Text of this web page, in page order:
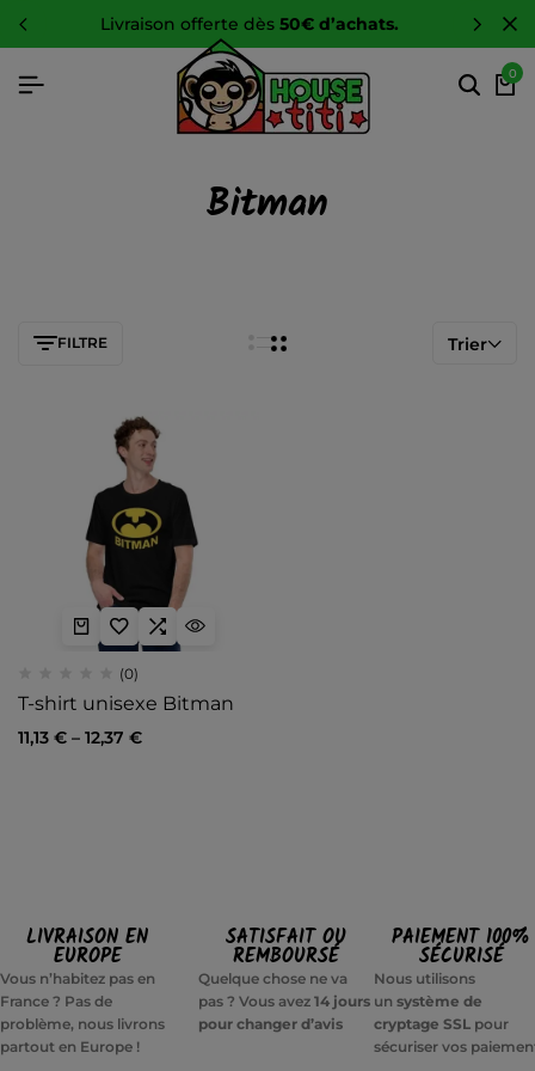
livraison offerte dès 50€ d’achats.
0
Bitman
FILTRE Trier
(0)
T-shirt unisexe Bitman
11,13 € – 12,37 €
LIVRAISON EN
EUROPE
Vous n’habitez pas en
France ? Pas de
problème, nous livrons
partout en Europe !
SATISFAIT OU
REMBOURSÉ
Quelque chose ne va
pas ? Vous avez14 jours
pour changer d’avis
PAIEMENT 100%
SÉCURISÉ
Nous utilisons
un système de
cryptage SSLpour
sécuriser vos